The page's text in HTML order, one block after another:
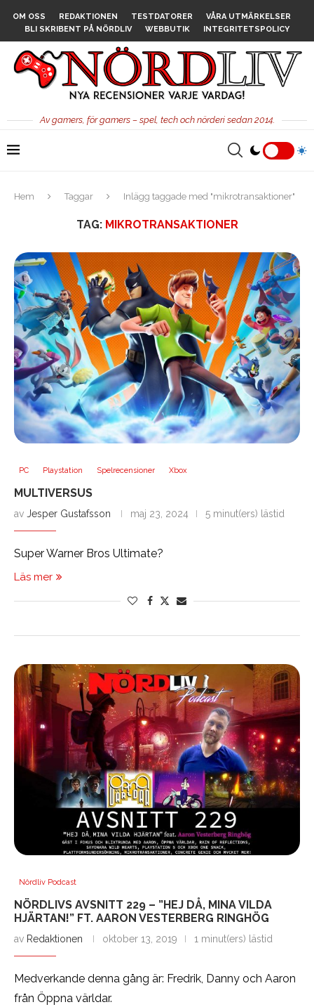
OM OSS REDAKTIONEN TESTDATORER
VÅRA UTMÄRKELSER
BLI SKRIBENT PÅ NÖRDLIV
WEBBUTIK INTEGRITETSPOLICY
Av gamers, för gamers – spel, tech och nörderi sedan 2014.
Hem Taggar Inlägg taggade med "mikrotransaktioner"
TAG: MIKROTRANSAKTIONER
PC Playstation Spelrecensioner Xbox
MULTIVERSUS
av Jesper Gustafsson maj 23, 2024 5 minut(ers) lästid
Super Warner Bros Ultimate?
Läs mer
Nördliv Podcast
NÖRDLIVS AVSNITT 229 – ”HEJ DÅ, MINA VILDA
HJÄRTAN!” FT. AARON VESTERBERG RINGHÖG
av Redaktionen oktober 13, 2019 1 minut(ers) lästid
Medverkande denna gång är: Fredrik, Danny och Aaron
från Öppna världar.